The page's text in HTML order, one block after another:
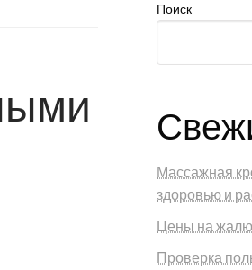
Поиск
Массажная
здоровью и
Цены на
Проверка